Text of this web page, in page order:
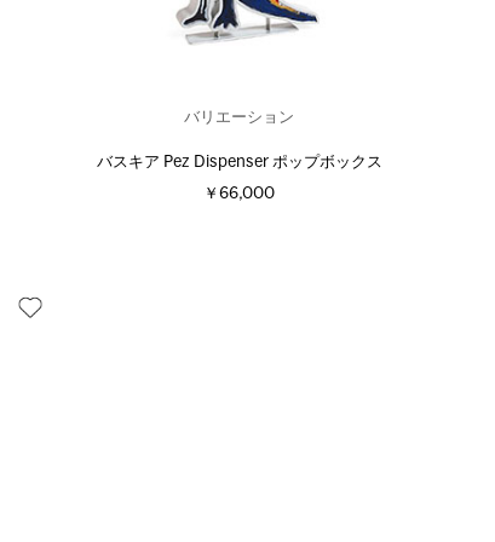
バリエーション
バスキア Pez Dispenser ポップボックス
￥66,000